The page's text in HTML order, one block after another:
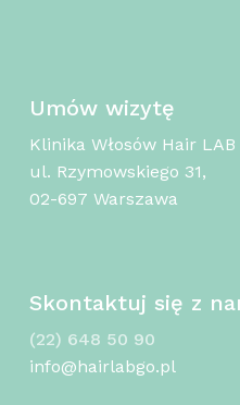
Umów wizytę
Klinika Włosów Hair LAB
ul. Rzymowskiego 31,
02-697 Warszawa
Skontaktuj się z
(22) 648 50 90
info@hairlabgo.pl